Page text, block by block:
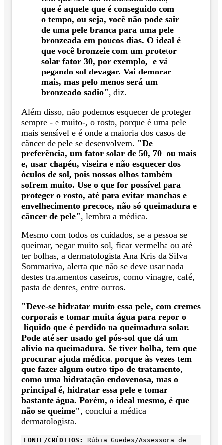
que é aquele que é conseguido com
o tempo, ou seja, você não pode sair
de uma pele branca para uma pele
bronzeada em poucos dias. O ideal é
que você bronzeie com um protetor
solar fator 30, por exemplo, e vá
pegando sol devagar. Vai demorar
mais, mas pelo menos será um
bronzeado sadio", diz.
Além disso, não podemos esquecer de proteger
sempre - e muito-, o rosto, porque é uma pele
mais sensível e é onde a maioria dos casos de
câncer de pele se desenvolvem. "De
preferência, um fator solar de 50, 70 ou mais
e, usar chapéu, viseira e não esquecer dos
óculos de sol, pois nossos olhos também
sofrem muito. Use o que for possível para
proteger o rosto, até para evitar manchas e
envelhecimento precoce, não só queimadura e
câncer de pele", lembra a médica.
Mesmo com todos os cuidados, se a pessoa se
queimar, pegar muito sol, ficar vermelha ou até
ter bolhas, a dermatologista Ana Kris da Silva
Sommariva, alerta que não se deve usar nada
destes tratamentos caseiros, como vinagre, café,
pasta de dentes, entre outros.
"Deve-se hidratar muito essa pele, com cremes
corporais e tomar muita água para repor o
líquido que é perdido na queimadura solar.
Pode até ser usado gel pós-sol que dá um
alívio na queimadura. Se tiver bolha, tem que
procurar ajuda médica, porque às vezes tem
que fazer algum outro tipo de tratamento,
como uma hidratação endovenosa, mas o
principal é, hidratar essa pele e tomar
bastante água. Porém, o ideal mesmo, é que
não se queime", conclui a médica
dermatologista.
FONTE/CRÉDITOS:
Rúbia Guedes/Assessora de